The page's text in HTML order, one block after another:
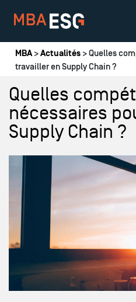
Vous êtes ici
MBA>Actualités > Quelles
travailler en Supply Chain ?
Quelles
nécessaires
Supply Chain ?